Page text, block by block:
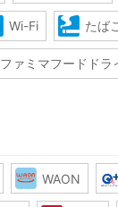
Wi-Fi たばこ
ファミマフードドラ
WAON